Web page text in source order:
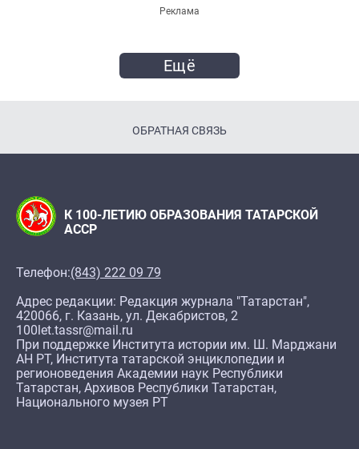
Реклама
Ещё
ОБРАТНАЯ СВЯЗЬ
К 100-ЛЕТИЮ ОБРАЗОВАНИЯ ТАТАРСКОЙ
АССР
Телефон:(843) 222 09 79
Адрес редакции: Редакция журнала "Татарстан",
420066, г. Казань, ул. Декабристов, 2
100let.tassr@mail.ru
При поддержке Института истории им. Ш. Марджани
АН РТ, Института татарской энциклопедии и
регионоведения Академии наук Республики
Татарстан, Архивов Республики Татарстан,
Национального музея РТ